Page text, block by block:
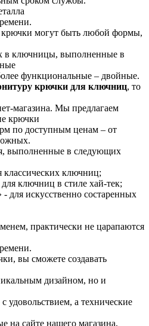
крючки могут быть любой формы,
в ключницы, выполненные в
функциональные – двойные.
крючки для ключниц, то
магазина. Мы предлагаем
крючки
по доступным ценам – от
выполненные в следующих
классических ключниц;
ключниц в стиле хай-тек;
для искусственно состаренных
практически не царапаются
вы сможете создавать
дизайном, но и
удовольствием, а технические
на сайте нашего магазина,